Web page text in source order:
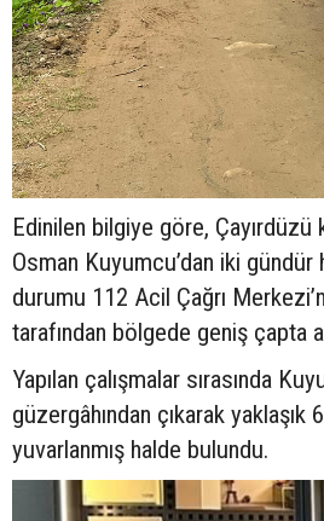
Edinilen bilgiye göre, Çayırdüzü
Osman Kuyumcu’dan iki gündür
durumu 112 Acil Çağrı
tarafından bölgede geniş çapta
Yapılan çalışmalar sırasında
güzergâhından çıkarak
yuvarlanmış halde bulundu.